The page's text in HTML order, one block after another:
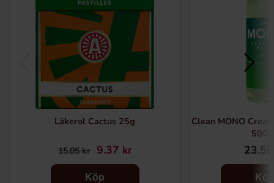
Läkerol Cactus 25g
15.05 kr 9.37 kr
Köp
Clean MONO
Köp